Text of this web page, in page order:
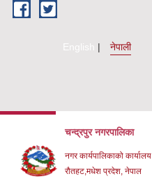
Skip to main content
English नेपाली
चन्द्रपुर नगरपालिका
नगर कार्यपालिकाको कार्यालय
रौतहट,मधेश प्रदेश, नेपाल